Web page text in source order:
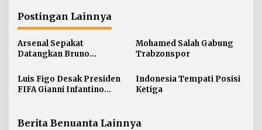
a
s
i
p
o
s
Postingan Lainnya
Arsenal Sepakat
Datangkan Bruno
Mohamed Salah Gabung
Trabzonspor
Luis Figo Desak Presiden
FIFA Gianni Infantino
Indonesia Tempati Posisi
Ketiga
Berita Benuanta Lainnya